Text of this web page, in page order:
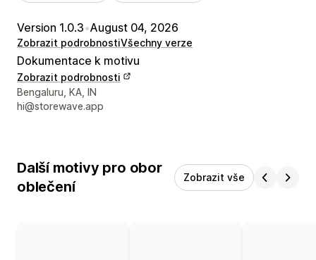
Version 1.0.3•August 04, 2026
Zobrazit podrobnostiVšechny verze
Dokumentace k motivu
Zobrazit podrobnosti
Kontaktní údaje designéra
Bengaluru, KA, IN
hi@storewave.app
Další motivy pro obor
oblečení
Zobrazit vše